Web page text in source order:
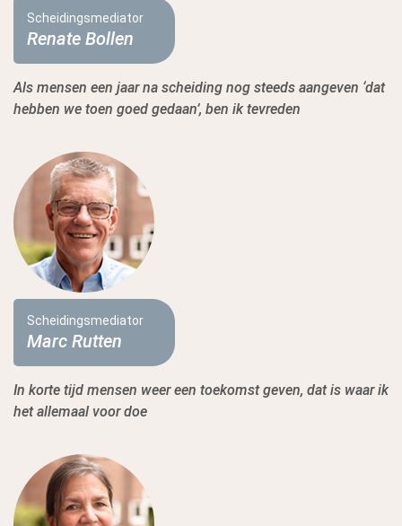
Scheidingsmediator
Renate Bollen
Als mensen een jaar na scheiding nog steeds aangeven ‘dat
hebben we toen goed gedaan’, ben ik tevreden
Scheidingsmediator
Marc Rutten
In korte tijd mensen weer een toekomst geven, dat is waar ik
het allemaal voor doe